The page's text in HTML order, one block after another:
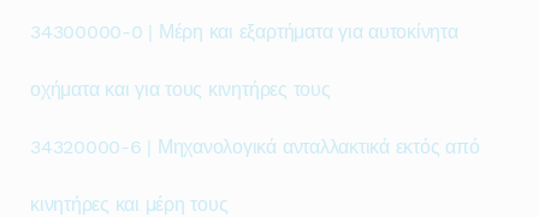
34300000-0 | Μέρη και εξαρτήματα για αυτοκίνητα
οχήματα και για τους κινητήρες τους
34320000-6 | Μηχανολογικά ανταλλακτικά εκτός από
κινητήρες και μέρη τους